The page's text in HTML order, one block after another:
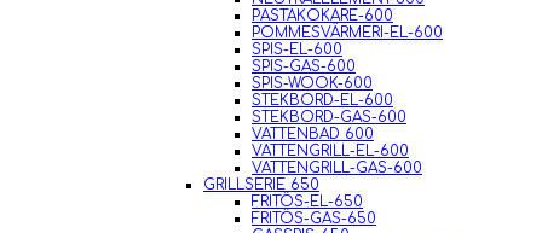
PASTAKOKARE-600
POMMESVÄRMERI-EL-600
SPIS-EL-600
SPIS-GAS-600
SPIS-WOOK-600
STEKBORD-EL-600
STEKBORD-GAS-600
VATTENBAD 600
VATTENGRILL-EL-600
VATTENGRILL-GAS-600
GRILLSERIE 650
FRITÖS-EL-650
FRITÖS-GAS-650